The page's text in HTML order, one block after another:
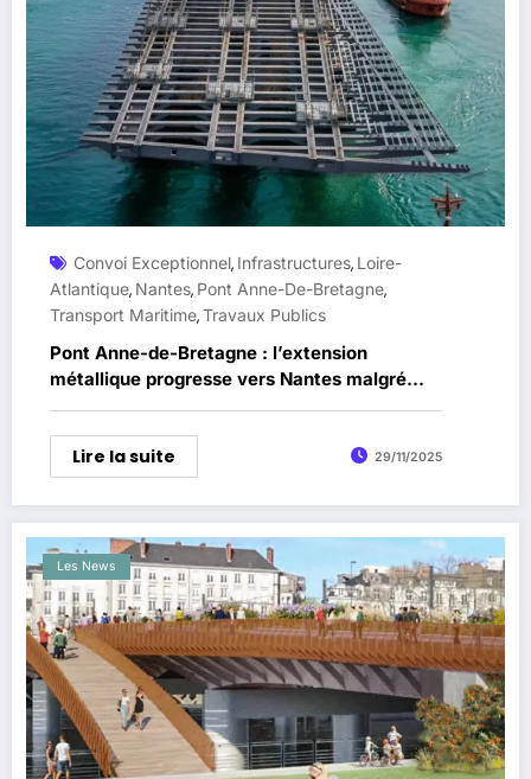
Convoi Exceptionnel, Infrastructures, Loire-
Atlantique, Nantes, Pont Anne-De-Bretagne,
Transport Maritime,Travaux Publics
Pont Anne-de-Bretagne : l’extension
métallique progresse vers Nantes malgré
une météo incertaine
Lire la suite 29/11/2025
Les News